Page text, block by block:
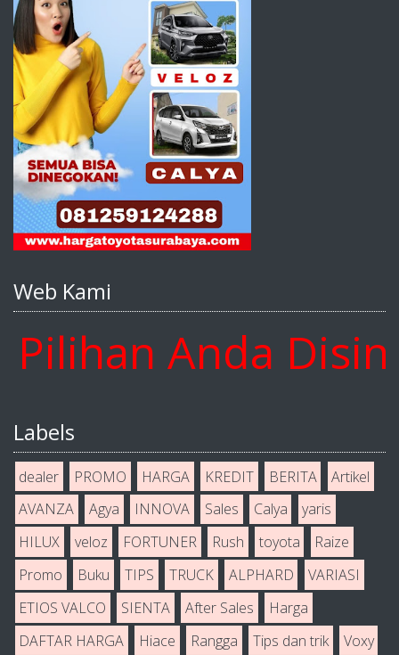
Web Kami
Anda Disini
Labels
dealer PROMO HARGA KREDIT BERITA
Artikel
AVANZA
Agya INNOVA Sales Calya
yaris
HILUX
veloz FORTUNER Rush toyota
Raize
Promo
Buku TIPS TRUCK ALPHARD
VARIASI
ETIOS VALCO
SIENTA After Sales
Harga
DAFTAR HARGA
Hiace Rangga Tips dan trik
Voxy